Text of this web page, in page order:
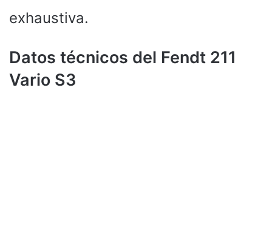
exhaustiva.
Datos técnicos del Fendt 211
Vario S3